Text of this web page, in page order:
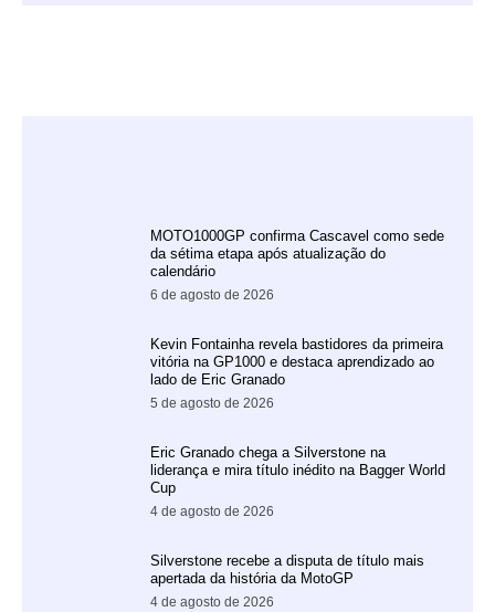
MOTO1000GP confirma Cascavel como sede
da sétima etapa após atualização do
calendário
6 de agosto de 2026
Kevin Fontainha revela bastidores da primeira
vitória na GP1000 e destaca aprendizado ao
lado de Eric Granado
5 de agosto de 2026
Eric Granado chega a Silverstone na
liderança e mira título inédito na Bagger World
Cup
4 de agosto de 2026
Silverstone recebe a disputa de título mais
apertada da história da MotoGP
4 de agosto de 2026